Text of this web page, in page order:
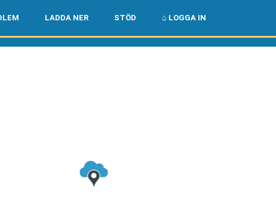
LADDA NER STÖD ⌂ LOGGA IN